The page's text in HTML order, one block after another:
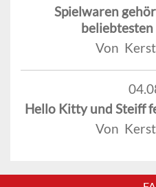
Spielwaren
beliebtesten
Von
Hello Kitty und Steiff
Von